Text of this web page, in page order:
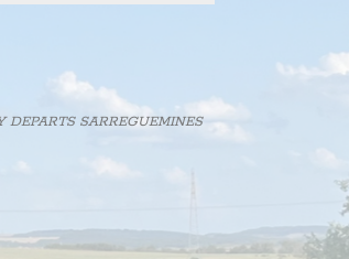
SARREGUEMINES